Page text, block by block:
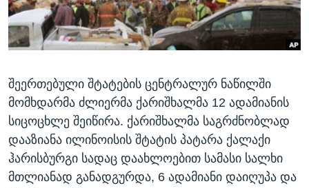
ᲡᲢᲣᲓᲘᲐ ᲕᲐᲨᲘᲜᲒᲢᲝᲜᲘ
ᲔᲙᲝᲜᲝᲛᲘᲙᲐ
ᲯᲐᲜᲛᲠᲗᲔᲚᲝᲑᲐ
ᲘᲜᲢᲔᲠᲕᲘᲣ
ᲙᲣᲚᲢᲣᲠᲐ
ᲒᲐᲚᲘᲚᲔᲝ
ᲓᲔᲖᲘᲜᲤᲝᲠᲛᲐᲪᲘᲐ
Learning English
ენები
შეერთებული შტატების ცენტრალურ ნაწილში
მომხდარმა ძლიერმა ქარიშხალმა 12 ადამიანის
სიცოცხლე შეიწირა. ქარიშხალმა საგრძნობლად
დააზიანა ილინოისის შტატის პატარა ქალაქი
ჰარისბურგი სადაც დაახლოებით სამასი სალხი
მთლიანად განადგურდა, 6 ადამიანი დაიღუპა და